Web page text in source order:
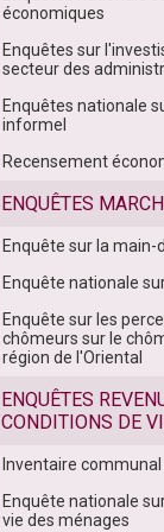
économiques
Enquêtes sur
secteur des
Enquêtes nationale
informel
Recensement
ENQUÊTES
Enquête sur la main-
Enquête nationale
Enquête sur les
chômeurs sur le
région de l'Oriental
ENQUÊTES
CONDITIONS DE
Inventaire communal
Enquête nationale
vie des ménages